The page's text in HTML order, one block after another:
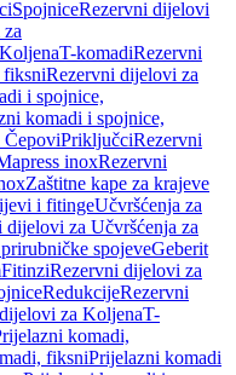
SpojniceRezervni dijelovi
T-komadiRezervni
fiksniRezervni dijelovi za
i spojnice,
komadi i spojnice,
ČepoviPriključciRezervni
inoxRezervni
Zaštitne kape za krajeve
i fitingeUčvršćenja za
dijelovi za Učvršćenja za
spojeveGeberit
FitinziRezervni dijelovi za
RedukcijeRezervni
za KoljenaT-
komadi,
fiksniPrijelazni komadi